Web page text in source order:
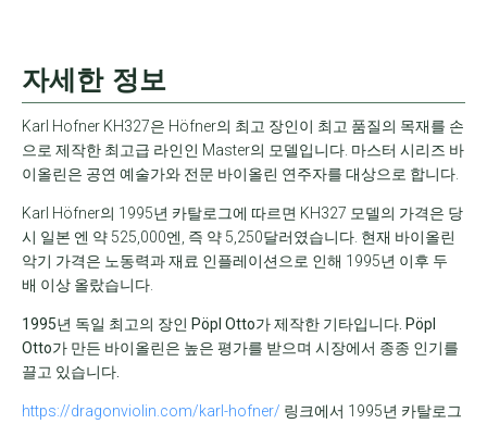
자세한 정보
Karl Hofner KH327은 Höfner의 최고 장인이 최고 품질의 목재를 손
으로 제작한 최고급 라인인 Master의 모델입니다. 마스터 시리즈 바
이올린은 공연 예술가와 전문 바이올린 연주자를 대상으로 합니다.
Karl Höfner의 1995년 카탈로그에 따르면 KH327 모델의 가격은 당
시 일본 엔 약 525,000엔, 즉 약 5,250달러였습니다. 현재 바이올린
악기 가격은 노동력과 재료 인플레이션으로 인해 1995년 이후 두
배 이상 올랐습니다.
1995년 독일 최고의 장인 Pöpl Otto가 제작한 기타입니다. Pöpl
Otto가 만든 바이올린은 높은 평가를 받으며 시장에서 종종 인기를
끌고 있습니다.
https://dragonviolin.com/karl-hofner/ 링크에서 1995년 카탈로그